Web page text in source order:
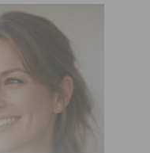
atribuindo-lhe
frequência,
transparece em
forma evidente e
as anteriores e